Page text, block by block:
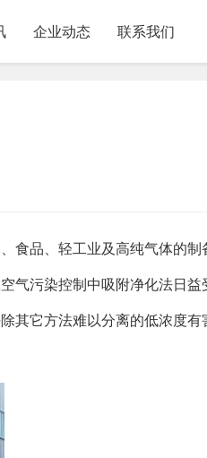
企业动态 联系我们
食品、轻工业及高纯气体的
气污染控制中吸附净化法日
其它方法难以分离的低浓度